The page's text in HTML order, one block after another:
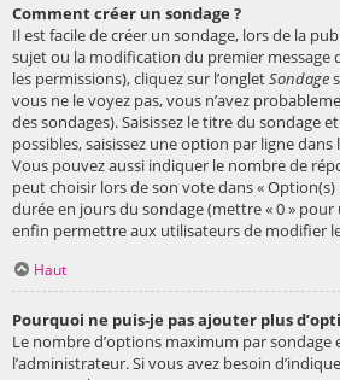
Comment créer un sondage ?
Il est facile de créer un sondage, lors de la
sujet ou la modification du premier message
les permissions), cliquez sur l’ongletSondage
vous ne le voyez pas, vous n’avez
des sondages). Saisissez le titre du sondage
possibles, saisissez une option par ligne dans
Vous pouvez aussi indiquer le nombre de
peut choisir lors de son vote dans « Option(s)
durée en jours du sondage (mettre « 0 »
enfin permettre aux utilisateurs de modifier
Haut
Pourquoi ne puis-je pas ajouter plus
Le nombre d’options maximum par sondage
l’administrateur. Si vous avez besoin